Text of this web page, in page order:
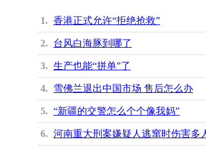
1 香港正式允许“拒绝抢救”
2 台风白海豚到哪了
3 生产也能“拼单”了
4 雪佛兰退出中国市场 售后怎么办
5 “新疆的交警怎么个个像我妈”
6 河南重大刑案嫌疑人逃窜时伤害多